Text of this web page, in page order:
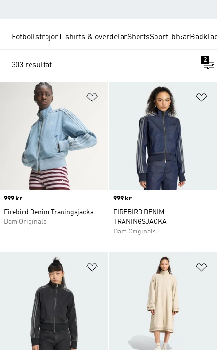
FotbollströjorT-shirts & överdelarShortsSport-bh:ar
303 resultat
2
Lägg till på önskelistan
Price
999 kr
Firebird Denim Träningsjacka
Dam Originals
Price
999 kr
FIREBIRD DENIM
TRÄNINGSJACKA
Dam Originals
Lägg till på önskelistan